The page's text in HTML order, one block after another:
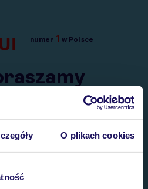
O plikach cookies
numer 1 w Polsce
serwis na krótkie wakacje.